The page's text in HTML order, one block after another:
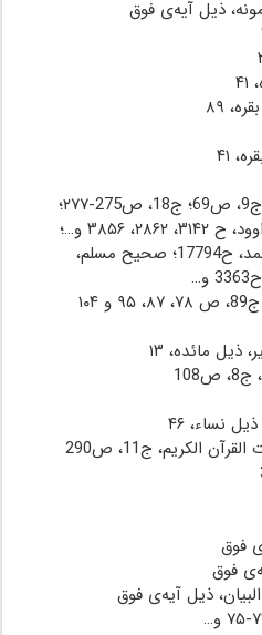
۱۲. برای نمونه ر.ک: بحارالانوار، ج9، ص69؛ ج18، ص275-۲۷۷؛
ج22، ص25،۳۶ و…؛ سنن ابن داوود، ح ۳۱۴۲، ۲۸۶۲، ۳۸۵۶ و…؛
سنن الدارمی، ح2218؛ مسند احمد، ح17794؛ صحیح مسلم،